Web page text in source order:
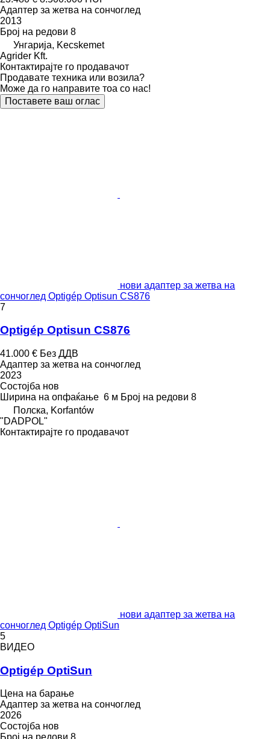
Адаптер за жетва на сончоглед
2013
Број на редови 8
Унгарија, Kecskemet
Agrider Kft.
Контактирајте го продавачот
Продавате техника или возила?
Може да го направите тоа со нас!
Поставете ваш оглас
нови адаптер за жетва на
сончоглед Optigép Optisun CS876
7
Optigép Optisun CS876
41.000 € Без ДДВ
Адаптер за жетва на сончоглед
2023
Состојба нов
Ширина на опфаќање 6 м Број на редови 8
Полска, Korfantów
"DADPOL"
Контактирајте го продавачот
нови адаптер за жетва на
сончоглед Optigép OptiSun
5
ВИДЕО
Optigép OptiSun
Цена на барање
Адаптер за жетва на сончоглед
2026
Состојба нов